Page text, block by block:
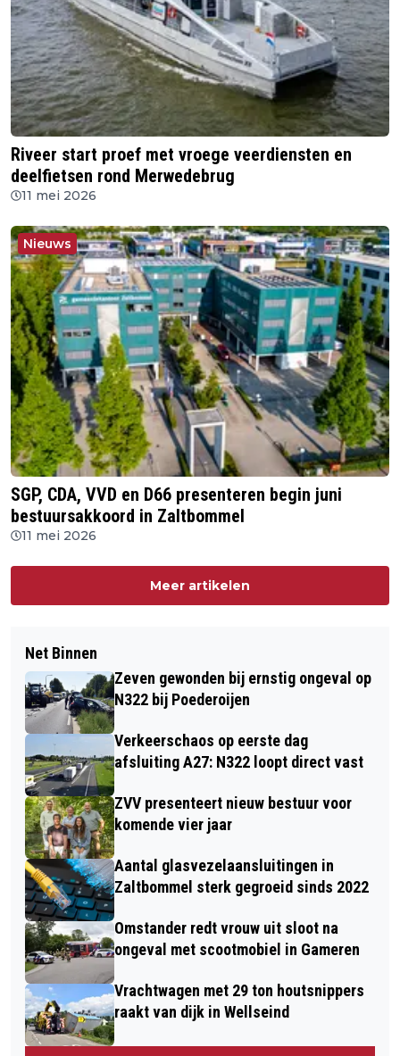
Riveer start proef met vroege veerdiensten en
deelfietsen rond Merwedebrug
11 mei 2026
Nieuws
SGP, CDA, VVD en D66 presenteren begin juni
bestuursakkoord in Zaltbommel
11 mei 2026
Meer artikelen
Net Binnen
Zeven gewonden bij ernstig ongeval op
N322 bij Poederoijen
Verkeerschaos op eerste dag
afsluiting A27: N322 loopt direct vast
ZVV presenteert nieuw bestuur voor
komende vier jaar
Aantal glasvezelaansluitingen in
Zaltbommel sterk gegroeid sinds 2022
Omstander redt vrouw uit sloot na
ongeval met scootmobiel in Gameren
Vrachtwagen met 29 ton houtsnippers
raakt van dijk in Wellseind